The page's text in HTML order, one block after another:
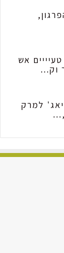
אש
וק...
למרק